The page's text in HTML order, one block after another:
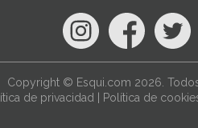
Copyright © Esqui.com 2026.
de privacidad| Política de